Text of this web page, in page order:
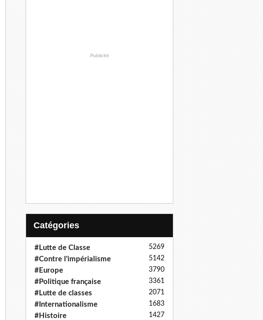
Publicité
Catégories
#Lutte de Classe 5269
#Contre l'impérialisme 5142
#Europe 3790
#Politique française 3361
#Lutte de classes 2071
#Internationalisme 1683
#Histoire 1427